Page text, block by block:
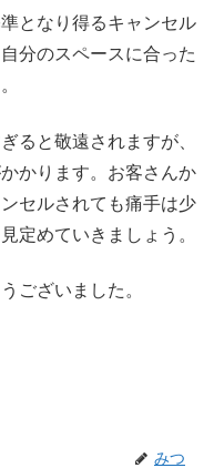
となり得るキャンセル
分のスペースに合った
ると敬遠されますが、
かります。お客さんか
セルされても痛手は少
定めていきましょう。
ございました。
みつ